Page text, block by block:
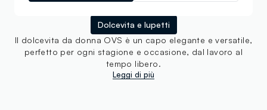
Dolcevita e lupetti
Il dolcevita da donna OVS è un capo elegante e versatile,
perfetto per ogni stagione e occasione, dal lavoro al
tempo libero.
Leggi di più